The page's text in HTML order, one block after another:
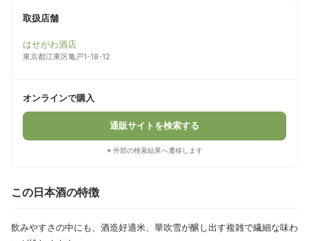
取扱店舗
はせがわ酒店
東京都江東区亀戸1-18-12
オンラインで購入
通販サイトを検索する
※ 外部の検索結果へ遷移します
この日本酒の特徴
飲みやすさの中にも、酒造好適米、華吹雪が醸し出す複雑で繊細な味わ